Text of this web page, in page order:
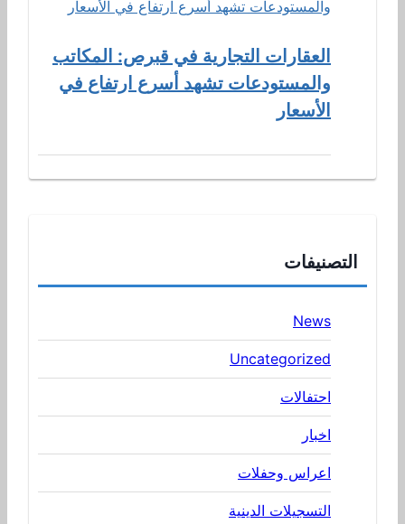
العقارات التجارية في قبرص: المكاتب
والمستودعات تشهد أسرع ارتفاع في
الأسعار
التصنيفات
News
Uncategorized
احتفالات
اخبار
اعراس وحفلات
التسجيلات الدينية